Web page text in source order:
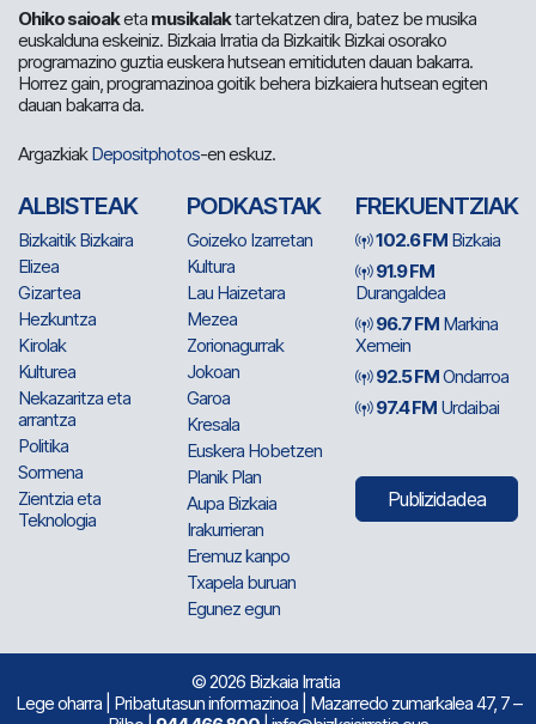
Ohiko saioaketa musikalaktartekatzen dira, batez be musika
euskalduna eskeiniz. Bizkaia Irratia da Bizkaitik Bizkai osorako
programazino guztia euskera hutsean emitiduten dauan bakarra.
Horrez gain, programazinoa goitik behera bizkaiera hutsean egiten
dauan bakarra da.
ArgazkiakDepositphotos-en eskuz.
ALBISTEAK
Bizkaitik Bizkaira
Elizea
Gizartea
Hezkuntza
Kirolak
Kulturea
Nekazaritza eta
arrantza
Politika
Sormena
Zientzia eta
Teknologia
PODKASTAK
Goizeko Izarretan
Kultura
Lau Haizetara
Mezea
Zorionagurrak
Jokoan
Garoa
Kresala
Euskera Hobetzen
Planik Plan
Aupa Bizkaia
Irakurrieran
Eremuz kanpo
Txapela buruan
Egunez egun
FREKUENTZIAK
102.6 FM Bizkaia
91.9 FM
Durangaldea
96.7 FM Markina
Xemein
92.5 FMOndarroa
97.4 FM Urdaibai
Publizidadea
© 2026 Bizkaia Irratia
Lege oharra| Pribatutasun informazinoa| Mazarredo zumarkalea 47, 7 –